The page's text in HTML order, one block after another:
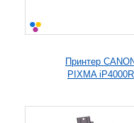
Принтер
PIXMA iP4000R